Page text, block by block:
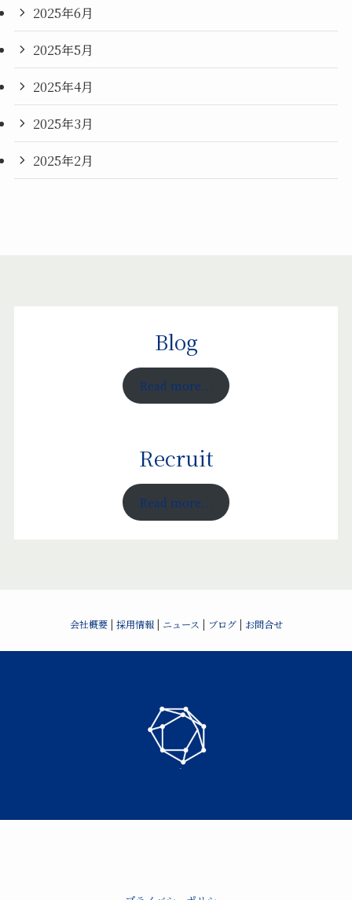
2025年6月
2025年5月
2025年4月
2025年3月
2025年2月
Blog
Read more...
Recruit
Read more...
会社概要| 採用情報| ニュース | ブログ| お問合せ